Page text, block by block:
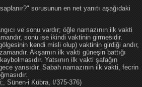
sorusunun en net yanıtı aşağıdaki
ve sonu vardır; öğle namazının ilk vakti
sonu ise ikindi vaktinin girmesidir.
kendi misli olup) vaktinin girdiği andır,
Akşamın ilk vakti güneşin battığı
Yatsının ilk vakti şafağın
yarısıdır. Sabah namazının ilk vakti, fecrin
Sünen-i Kübra, I/375-376)